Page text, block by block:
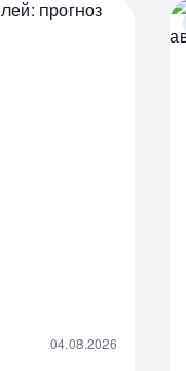
04.08.2026